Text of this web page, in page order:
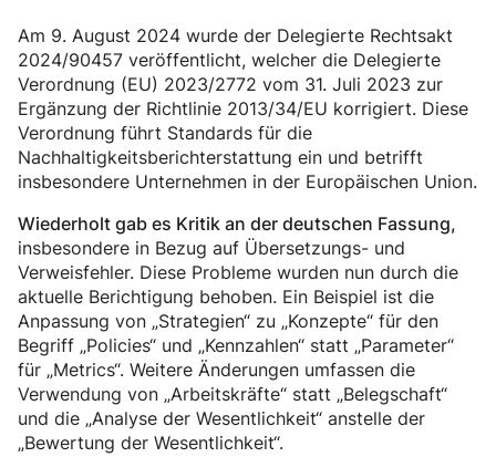
Am 9. August 2024 wurde der Delegierte Rechtsakt
2024/90457 veröffentlicht, welcher die Delegierte
Verordnung (EU) 2023/2772 vom 31. Juli 2023 zur
Ergänzung der Richtlinie 2013/34/EU korrigiert. Diese
Verordnung führt Standards für die
Nachhaltigkeitsberichterstattung ein und betrifft
insbesondere Unternehmen in der Europäischen Union.
Wiederholt gab es Kritik an der deutschen Fassung,
insbesondere in Bezug auf Übersetzungs- und
Verweisfehler. Diese Probleme wurden nun durch die
aktuelle Berichtigung behoben. Ein Beispiel ist die
Anpassung von „Strategien“ zu „Konzepte“ für den
Begriff „Policies“ und „Kennzahlen“ statt „Parameter“
für „Metrics“. Weitere Änderungen umfassen die
Verwendung von „Arbeitskräfte“ statt „Belegschaft“
und die „Analyse der Wesentlichkeit“ anstelle der
„Bewertung der Wesentlichkeit“.